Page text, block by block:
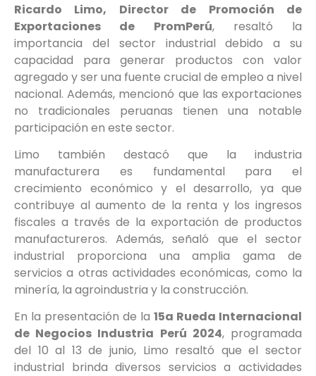
Ricardo Limo, Director de Promoción de
Exportaciones de PromPerú, resaltó la
importancia del sector industrial debido a su
capacidad para generar productos con valor
agregado y ser una fuente crucial de empleo a nivel
nacional. Además, mencionó que las exportaciones
no tradicionales peruanas tienen una notable
participación en este sector.
Limo también destacó que la industria
manufacturera es fundamental para el
crecimiento económico y el desarrollo, ya que
contribuye al aumento de la renta y los ingresos
fiscales a través de la exportación de productos
manufactureros. Además, señaló que el sector
industrial proporciona una amplia gama de
servicios a otras actividades económicas, como la
minería, la agroindustria y la construcción.
En la presentación de la 15a Rueda Internacional
de Negocios Industria Perú 2024, programada
del 10 al 13 de junio, Limo resaltó que el sector
industrial brinda diversos servicios a actividades